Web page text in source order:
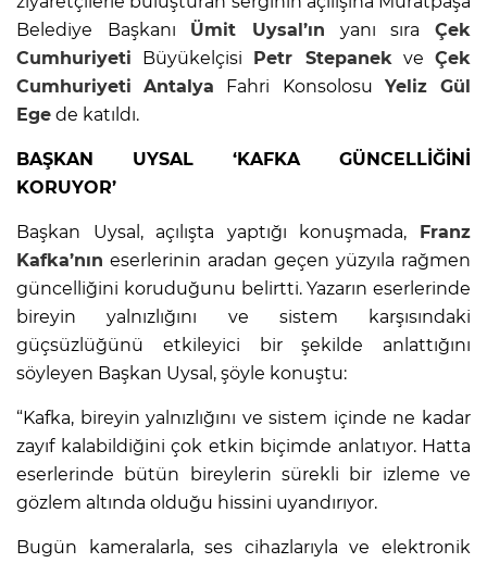
Belediye Başkanı Ümit Uysal’ın yanı sıraÇek
Cumhuriyeti Büyükelçisi Petr Stepanek veÇek
Cumhuriyeti
Antalya Fahri Konsolosu Yeliz Gül
Ege de katıldı.
BAŞKAN UYSAL ‘KAFKA GÜNCELLİĞİNİ
KORUYOR’
Başkan Uysal, açılışta yaptığı konuşmada, Franz
Kafka’nın eserlerinin aradan geçen yüzyıla rağmen
güncelliğini koruduğunu belirtti. Yazarın eserlerinde
bireyin yalnızlığını ve sistem karşısındaki
güçsüzlüğünü etkileyici bir şekilde anlattığını
söyleyen Başkan Uysal, şöyle konuştu:
“Kafka, bireyin yalnızlığını ve sistem içinde ne kadar
zayıf kalabildiğini çok etkin biçimde anlatıyor. Hatta
eserlerinde bütün bireylerin sürekli bir izleme ve
gözlem altında olduğu hissini uyandırıyor.
Bugün kameralarla, ses cihazlarıyla ve elektronik